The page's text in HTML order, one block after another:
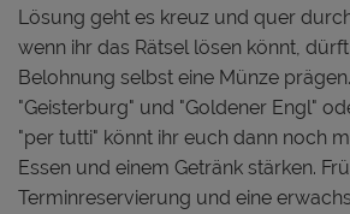
Lösung geht es kreuz und quer
wenn ihr das Rätsel lösen könnt,
Belohnung selbst eine Münze
"Geisterburg" und "Goldener Engl"
"per tutti" könnt ihr euch dann noch
Essen und einem Getränk stärken.
Terminreservierung und eine